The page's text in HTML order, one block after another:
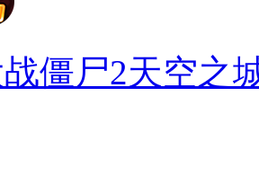
僵尸2天空之